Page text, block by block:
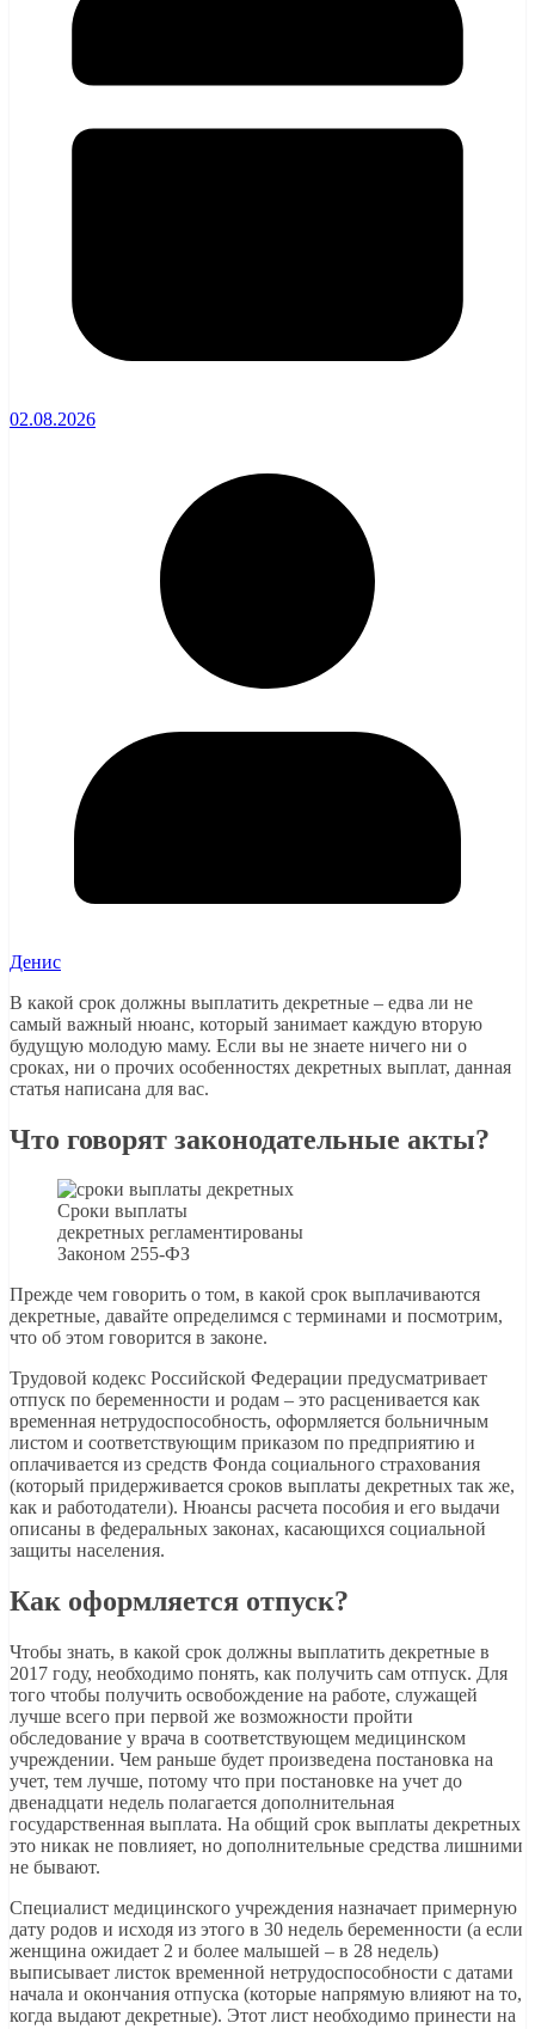
02.08.2026
Денис
В какой срок должны выплатить декретные – едва ли не
самый важный нюанс, который занимает каждую вторую
будущую молодую маму. Если вы не знаете ничего ни о
сроках, ни о прочих особенностях декретных выплат, данная
статья написана для вас.
Что говорят законодательные акты?
Сроки выплаты
декретных регламентированы
Законом 255-ФЗ
Прежде чем говорить о том, в какой срок выплачиваются
декретные, давайте определимся с терминами и посмотрим,
что об этом говорится в законе.
Трудовой кодекс Российской Федерации предусматривает
отпуск по беременности и родам – это расценивается как
временная нетрудоспособность, оформляется больничным
листом и соответствующим приказом по предприятию и
оплачивается из средств Фонда социального страхования
(который придерживается сроков выплаты декретных так же,
как и работодатели). Нюансы расчета пособия и его выдачи
описаны в федеральных законах, касающихся социальной
защиты населения.
Как оформляется отпуск?
Чтобы знать, в какой срок должны выплатить декретные в
2017 году, необходимо понять, как получить сам отпуск. Для
того чтобы получить освобождение на работе, служащей
лучше всего при первой же возможности пройти
обследование у врача в соответствующем медицинском
учреждении. Чем раньше будет произведена постановка на
учет, тем лучше, потому что при постановке на учет до
двенадцати недель полагается дополнительная
государственная выплата. На общий срок выплаты декретных
это никак не повлияет, но дополнительные средства лишними
не бывают.
Специалист медицинского учреждения назначает примерную
дату родов и исходя из этого в 30 недель беременности (а если
женщина ожидает 2 и более малышей – в 28 недель)
выписывает листок временной нетрудоспособности с датами
начала и окончания отпуска (которые напрямую влияют на то,
когда выдают декретные). Этот лист необходимо принести на